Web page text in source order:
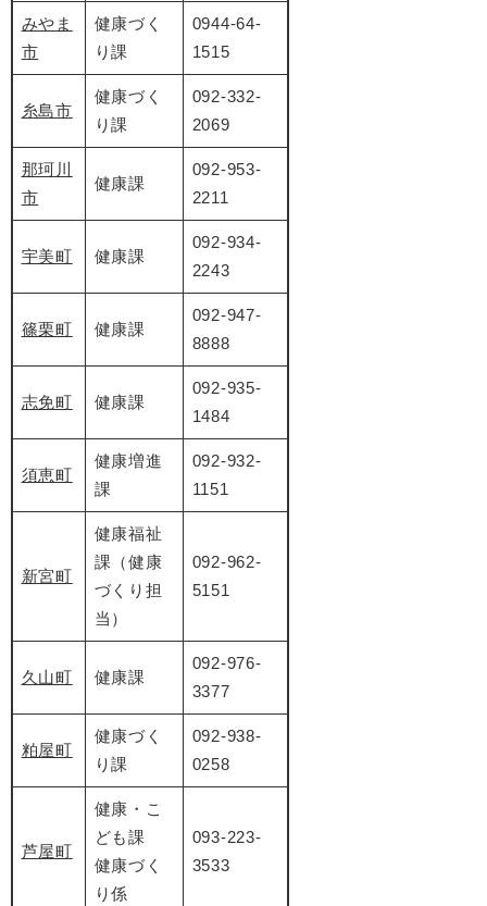
みやま
市
健康づく
り課
0944-64-
1515
糸島市
健康づく
り課
092-332-
2069
那珂川
市
健康課
092-953-
2211
宇美町 健康課
092-934-
2243
篠栗町 健康課
092-947-
8888
志免町 健康課
092-935-
1484
須恵町
健康増進
課
092-932-
1151
新宮町
健康福祉
課（健康
づくり担
当）
092-962-
5151
久山町 健康課
092-976-
3377
粕屋町
健康づく
り課
092-938-
0258
芦屋町
健康・こ
ども課
健康づく
り係
093-223-
3533